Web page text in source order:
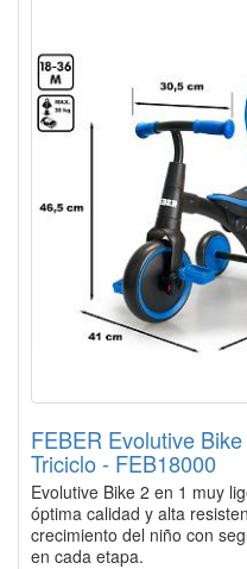
FEBER Evolutive
Triciclo - FEB18000
Evolutive Bike 2 en 1 muy
óptima calidad y alta
crecimiento del niño con
en cada etapa.